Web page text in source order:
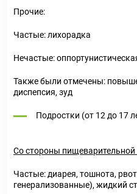
Прочие:
Частые: лихорадка
Нечастые:
Также были отмечены:
диспепсия, зуд
Подростки (от 12 до 17
Со стороны пищеварительной
Частые: диарея, тошнота,
генерализованные), жидкий